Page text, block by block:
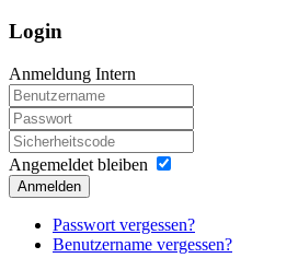
Login
Anmeldung Intern
Angemeldet bleiben
Anmelden
Passwort vergessen?
Benutzername vergessen?